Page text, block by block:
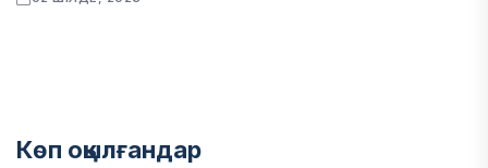
Көп оқылғандар